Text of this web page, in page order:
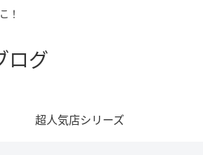
！
ログ
超人気店シリーズ